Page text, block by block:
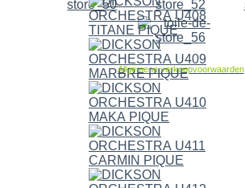
Allgemene verkoopvoorwaarden